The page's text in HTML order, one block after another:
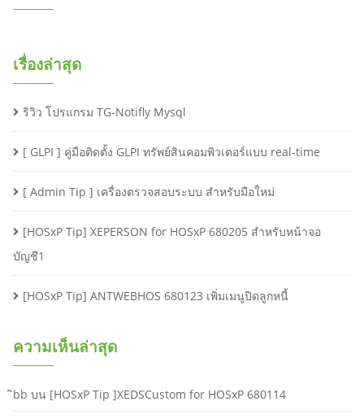
เรื่องล่าสุด
ริวิว โปรแกรม TG-Notifly Mysql
[ GLPI ] คู่มือติดตั้ง GLPI ทรัพย์สินคอมพิวเตอร์แบบ real-time
[ Admin Tip ] เครื่องตรวจสอบระบบ สำหรับมือใหม่
[HOSxP Tip] XEPERSON for HOSxP 680205 สำหรับหน้าจอ
บัญชี1
[HOSxP Tip] ANTWEBHOS 680123 เพิ่มเมนูปิดลูกหนี้
ความเห็นล่าสุด
ิbb บน [HOSxP Tip ]XEDSCustom for HOSxP 680114